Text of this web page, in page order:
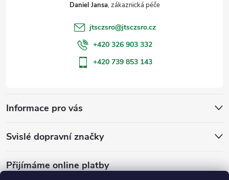
Informace pro vás
Svislé dopravní značky
Přijímáme online platby
Daniel Jansa
jtsczsro@jtsczsro.cz
+420 326 903 332
+420 739 853 143